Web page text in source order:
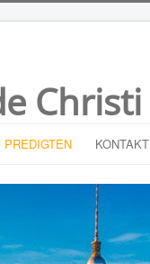
Christi
PREDIGTEN KONTAKT